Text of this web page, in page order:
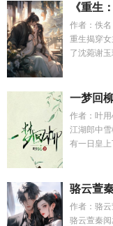
《重生
作者：佚名
重生揭穿
了沈菀谢
一梦回
作者：叶
江湖郎中
有一日皇
骆云萱
作者：骆
骆云萱秦